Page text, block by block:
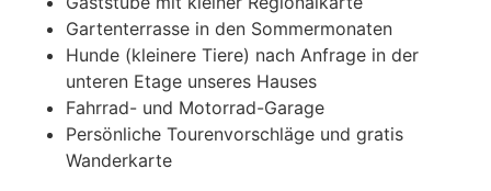
Gartenterrasse in den Sommermonaten
Hunde (kleinere Tiere) nach Anfrage in der
unteren Etage unseres Hauses
Fahrrad- und Motorrad-Garage
Persönliche Tourenvorschläge und gratis
Wanderkarte